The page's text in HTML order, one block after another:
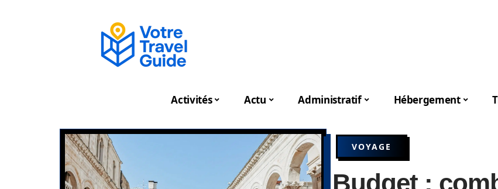
Activités Actu Administratif Hébergement
VOYAGE
Budget :